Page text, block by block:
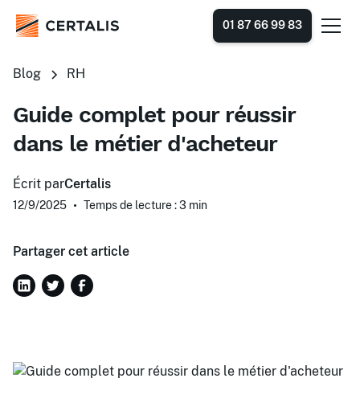
01 87 66 99 83
Blog RH
Guide complet pour réussir
dans le métier d'acheteur
Écrit parCertalis
12/9/2025 • Temps de lecture : 3 min
Partager cet article